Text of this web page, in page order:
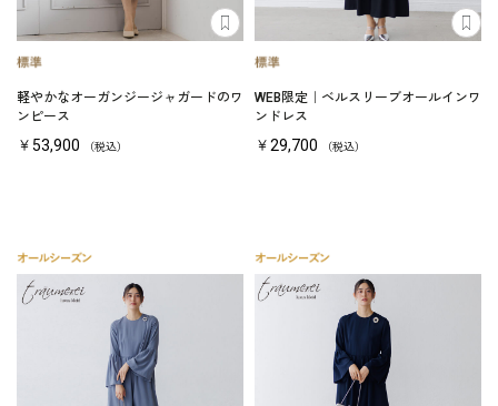
軽やかなオーガンジージャガードのワ
ンピース
￥53,900 （税込）
WEB限定｜ベルスリーブオールインワ
ンドレス
￥29,700 （税込）